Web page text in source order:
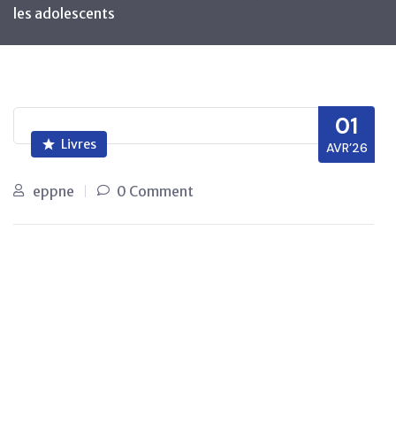
les adolescents
01
AVR’26
Livres
eppne 0 Comment